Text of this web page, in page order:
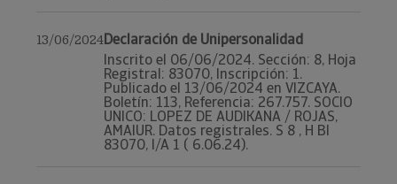
13/06/2024Declaración de Unipersonalidad
Inscrito el 06/06/2024. Sección: 8, Hoja
Registral: 83070, Inscripción: 1.
Publicado el 13/06/2024 en VIZCAYA.
Boletín: 113, Referencia: 267.757. SOCIO
UNICO: LOPEZ DE AUDIKANA / ROJAS,
AMAIUR. Datos registrales. S 8 , H BI
83070, I/A 1 ( 6.06.24).